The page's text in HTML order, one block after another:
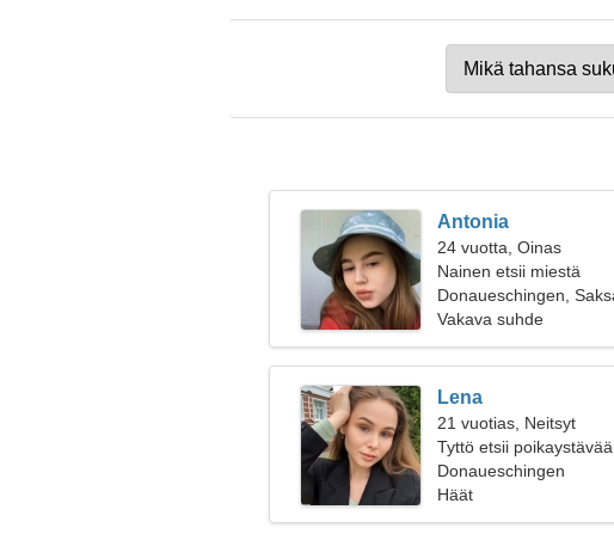
Antonia
24 vuotta, Oinas
Nainen etsii miestä
Donaueschingen,
Vakava suhde
Lena
21 vuotias, Neitsyt
Tyttö etsii
Donaueschingen
Häät